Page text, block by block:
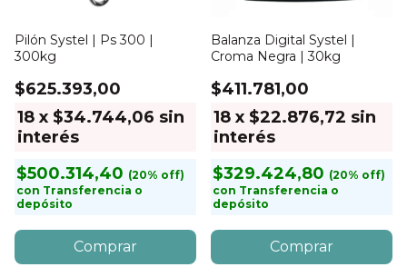
Pilón Systel | Ps 300 |
300kg
$625.393,00
18 x $34.744,06 sin
interés
$500.314,40
con Transferencia o
depósito
Balanza Digital Systel |
Croma Negra | 30kg
$411.781,00
18 x $22.876,72 sin
interés
$329.424,80
con Transferencia o
depósito